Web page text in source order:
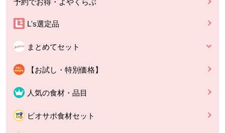
予約でお得・よやくらぶ
L's選定品
まとめてセット
【お試し・特別価格】
人気の食材・品目
ビオサポ食材セット